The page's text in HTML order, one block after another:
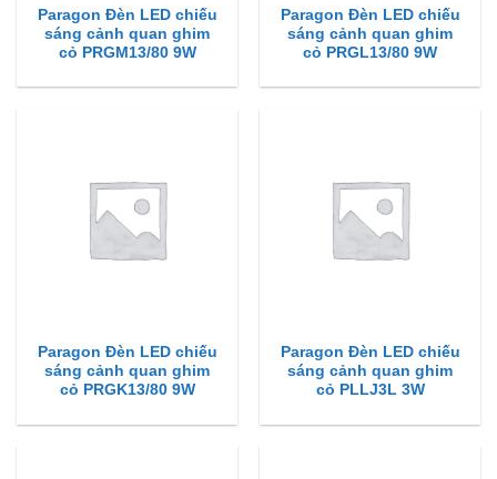
Paragon Đèn LED chiếu
sáng cảnh quan ghim
cỏ PRGM13/80 9W
Paragon Đèn LED chiếu
sáng cảnh quan ghim
cỏ PRGL13/80 9W
Paragon Đèn LED chiếu
sáng cảnh quan ghim
cỏ PRGK13/80 9W
Paragon Đèn LED chiếu
sáng cảnh quan ghim
cỏ PLLJ3L 3W